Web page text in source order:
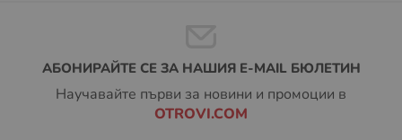
АБОНИРАЙТЕ СЕ ЗА НАШИЯ E-MAIL БЮЛЕТИН
Научавайте първи за новини и промоции в
OTROVI.COM